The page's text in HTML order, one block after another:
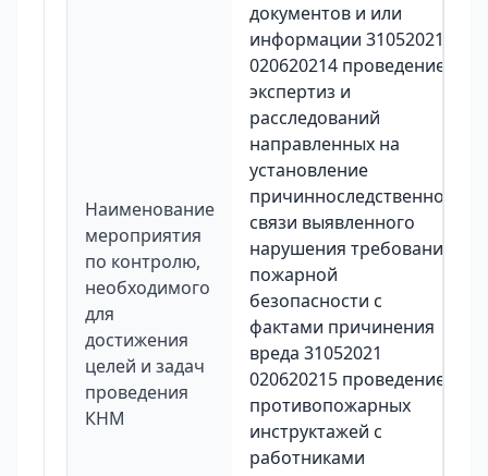
Наименование
мероприятия
по контролю,
необходимого
для
достижения
целей и задач
проведения
КНМ
документов и или
информации 31052021
020620214 проведение
экспертиз и
расследований
направленных на
установление
причинноследственной
связи выявленного
нарушения требований
пожарной
безопасности с
фактами причинения
вреда 31052021
020620215 проведение
противопожарных
инструктажей с
работниками